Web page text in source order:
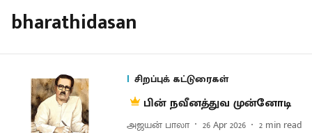
bharathidasan
சிறப்புக் கட்டுரைகள்
பின் நவீனத்துவ முன்னோடி
அஜயன் பாலா 26 Apr 2026 2 min read